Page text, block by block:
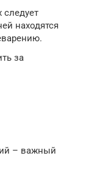
следует
находятся
за
– важный